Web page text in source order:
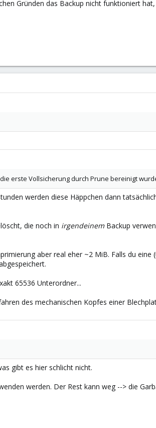
Gründen das Backup nicht funktioniert
erste Vollsicherung durch Prune bereinigt
werden diese Häppchen dann
die noch in irgendeinemBackup
aber real eher ~2 MiB. Falls du
65536 Unterordner...
des mechanischen Kopfes einer
gibt es hier schlicht nicht.
werden. Der Rest kann weg --> die